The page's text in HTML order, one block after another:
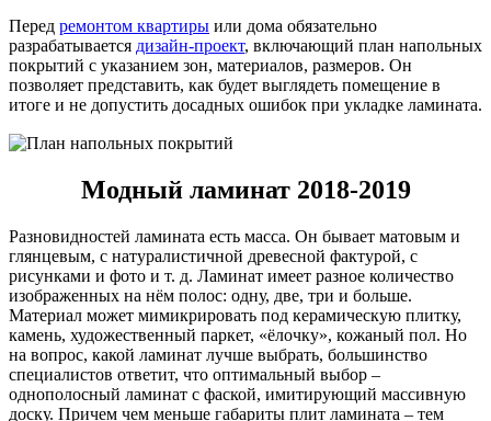
Перед ремонтом квартиры или дома обязательно
разрабатывается дизайн-проект, включающий план напольных
покрытий с указанием зон, материалов, размеров. Он
позволяет представить, как будет выглядеть помещение в
итоге и не допустить досадных ошибок при укладке ламината.
Модный ламинат 2018-2019
Разновидностей ламината есть масса. Он бывает матовым и
глянцевым, с натуралистичной древесной фактурой, с
рисунками и фото и т. д. Ламинат имеет разное количество
изображенных на нём полос: одну, две, три и больше.
Материал может мимикрировать под керамическую плитку,
камень, художественный паркет, «ёлочку», кожаный пол. Но
на вопрос, какой ламинат лучше выбрать, большинство
специалистов ответит, что оптимальный выбор –
однополосный ламинат с фаской, имитирующий массивную
доску. Причем чем меньше габариты плит ламината – тем